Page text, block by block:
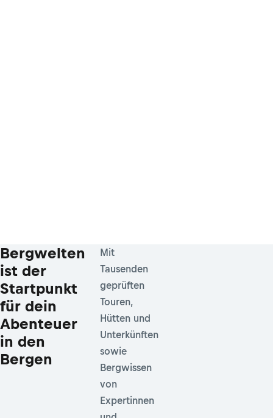
Bergwelten
ist der
Startpunkt
für dein
Abenteuer
in den
Bergen
Mit
Tausenden
geprüften
Touren,
Hütten und
Unterkünften
sowie
Bergwissen
von
Expertinnen